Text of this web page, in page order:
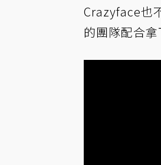
Crazyface也
的團隊配合